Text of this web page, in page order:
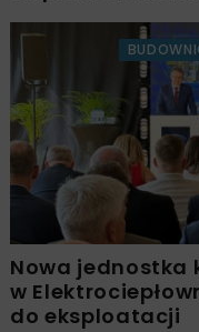
Nowa jednostka
w
do eksploatacji